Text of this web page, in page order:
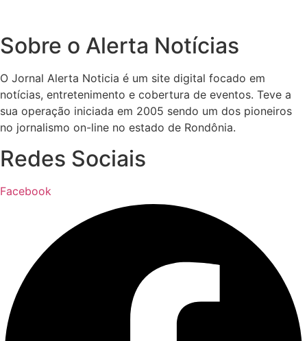
Sobre o Alerta Notícias
O Jornal Alerta Noticia é um site digital focado em
notícias, entretenimento e cobertura de eventos. Teve a
sua operação iniciada em 2005 sendo um dos pioneiros
no jornalismo on-line no estado de Rondônia.
Redes Sociais
Facebook